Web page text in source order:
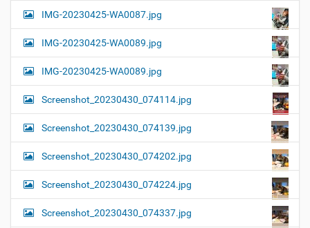
IMG-20230425-WA0087.jpg
IMG-20230425-WA0089.jpg
IMG-20230425-WA0089.jpg
Screenshot_20230430_074114.jpg
Screenshot_20230430_074139.jpg
Screenshot_20230430_074202.jpg
Screenshot_20230430_074224.jpg
Screenshot_20230430_074337.jpg